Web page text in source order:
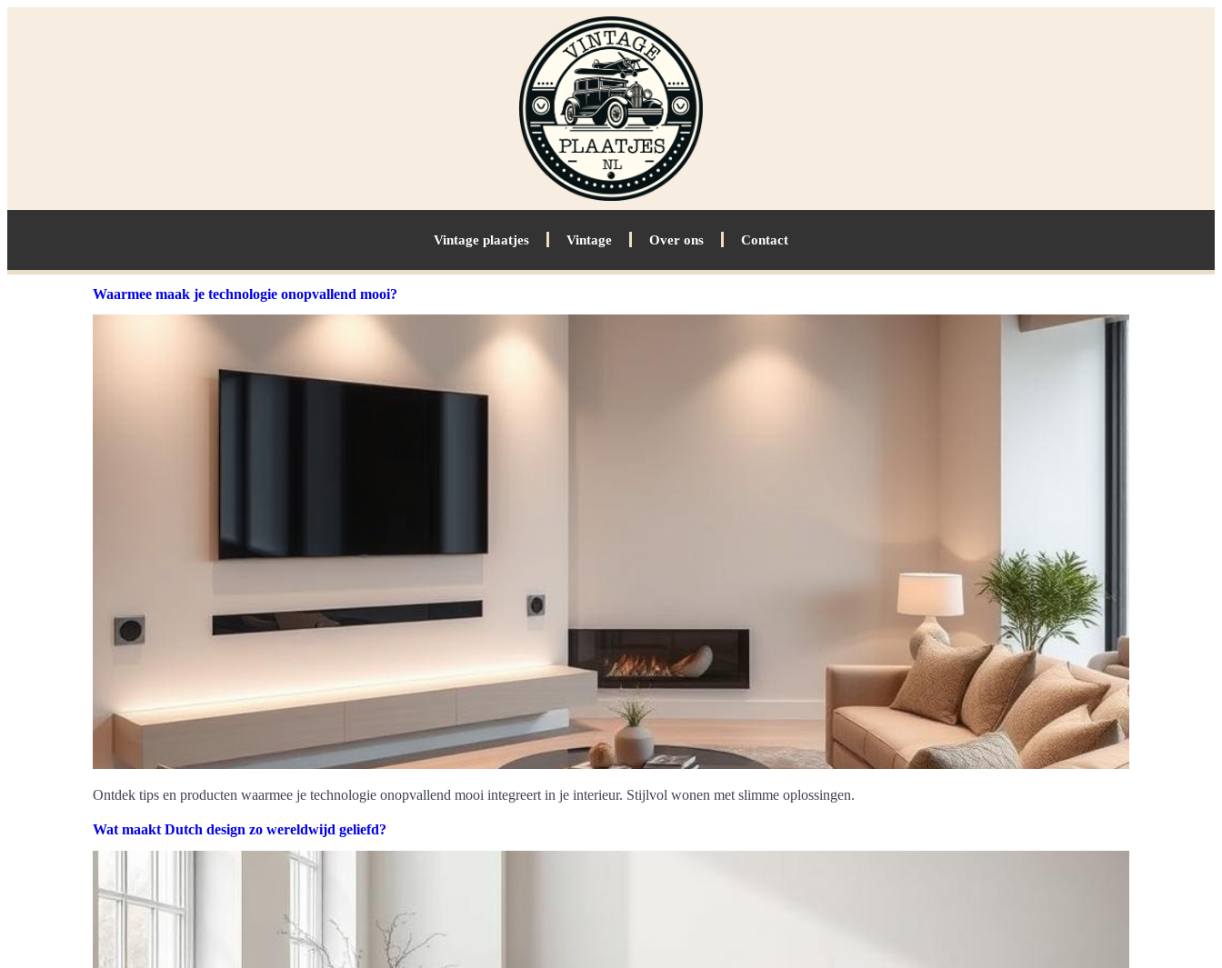
Vintage plaatjes Vintage Over ons Contact
Waarmee maak je technologie onopvallend mooi?
Ontdek tips en producten waarmee je technologie onopvallend mooi integreert in je interieur. Stijlvol wonen met slimme oplossingen.
Wat maakt Dutch design zo wereldwijd geliefd?